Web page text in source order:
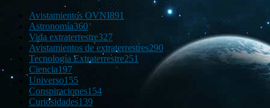
Avistamientos OVNI891
Astronomía360
Vida extraterrestre327
Avistamientos de extraterrestres290
Tecnología Extraterrestre251
Ciencia197
Universo155
Conspiraciones154
Curiosidades139